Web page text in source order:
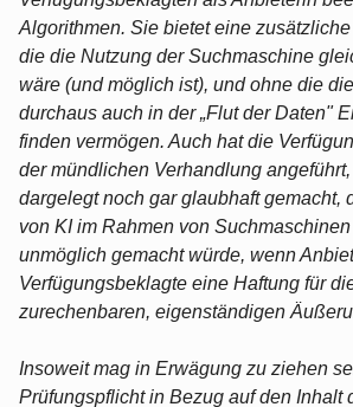
Algorithmen. Sie bietet eine
die die Nutzung der Suchmaschine
wäre (und möglich ist), und ohne die
durchaus auch in der „Flut der Daten"
finden vermögen. Auch hat die
der mündlichen Verhandlung
dargelegt noch gar glaubhaft gemacht,
von KI im Rahmen von
unmöglich gemacht würde, wenn
Verfügungsbeklagte eine Haftung für
zurechenbaren, eigenständigen
Insoweit mag in Erwägung zu ziehen
Prüfungspflicht in Bezug auf den Inhalt